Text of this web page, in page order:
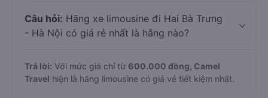
Câu hỏi: Hãng xe limousine đi Hai Bà Trưng
- Hà Nội có giá rẻ nhất là hãng nào?
Trả lời: Với mức giá chỉ từ 600.000 đồng, Camel
Travel hiện là hãng limousine có giá vé tiết kiệm nhất.